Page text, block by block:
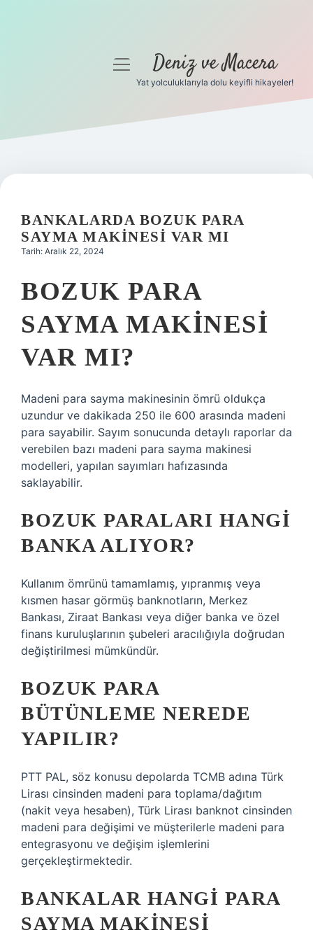
Gizlilik Politikası
Yasal Uyarı
menüyüDeniz ve Macera
Yat yolculuklarıyla dolu keyifli hikayeler!
BANKALARDA BOZUK PARA
SAYMA MAKINESI VAR MI
Tarih: Aralık 22, 2024
BOZUK PARA
SAYMA MAKINESI
VAR MI?
Madeni para sayma makinesinin ömrü oldukça
uzundur ve dakikada 250 ile 600 arasında madeni
para sayabilir. Sayım sonucunda detaylı raporlar da
verebilen bazı madeni para sayma makinesi
modelleri, yapılan sayımları hafızasında
saklayabilir.
BOZUK PARALARI HANGI
BANKA ALIYOR?
Kullanım ömrünü tamamlamış, yıpranmış veya
kısmen hasar görmüş banknotların, Merkez
Bankası, Ziraat Bankası veya diğer banka ve özel
finans kuruluşlarının şubeleri aracılığıyla doğrudan
değiştirilmesi mümkündür.
BOZUK PARA
BÜTÜNLEME NEREDE
YAPILIR?
PTT PAL, söz konusu depolarda TCMB adına Türk
Lirası cinsinden madeni para toplama/dağıtım
(nakit veya hesaben), Türk Lirası banknot cinsinden
madeni para değişimi ve müşterilerle madeni para
entegrasyonu ve değişim işlemlerini
gerçekleştirmektedir.
BANKALAR HANGI PARA
SAYMA MAKINESI